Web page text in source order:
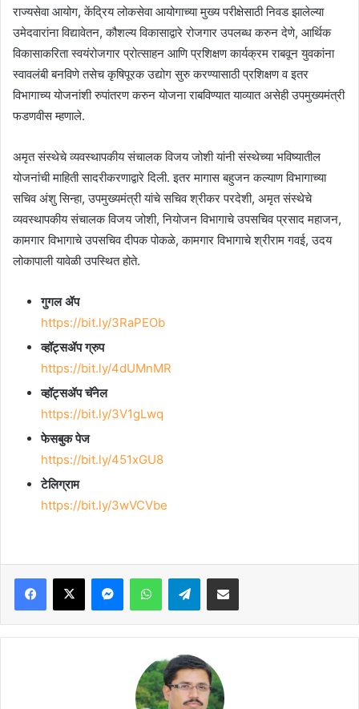
राज्यसेवा आयोग, केंद्रिय लोकसेवा आयोगाच्या मुख्य परीक्षेसाठी निवड झालेल्या
उमेदवारांना विद्यावेतन, कौशल्य विकासाद्वारे रोजगार उपलब्ध करुन देणे, आर्थिक
विकासाकरिता स्वयंरोजगार प्रोत्साहन आणि प्रशिक्षण कार्यक्रम राबवून युवकांना
स्वावलंबी बनविणे तसेच कृषिपूरक उद्योग सुरु करण्यासाठी प्रशिक्षण व इतर
विभागाच्य योजनांशी रुपांतरण करुन योजना राबविण्यात याव्यात असेही उपमुख्यमंत्री
फडणवीस म्हणाले.
अमृत संस्थेचे व्यवस्थापकीय संचालक विजय जोशी यांनी संस्थेच्या भविष्यातील
योजनांची माहिती सादरीकरणाद्वारे दिली. इतर मागास बहुजन कल्याण विभागाच्या
सचिव अंशु सिन्हा, उपमुख्यमंत्री यांचे सचिव श्रीकर परदेशी, अमृत संस्थेचे
व्यवस्थापकीय संचालक विजय जोशी, नियोजन विभागाचे उपसचिव प्रसाद महाजन,
कामगार विभागाचे उपसचिव दीपक पोकळे, कामगार विभागाचे श्रीराम गवई, उदय
लोकापाली यावेळी उपस्थित होते.
गुगल ॲप
https://bit.ly/3RaPEOb
व्हॉट्सॲप ग्रुप
https://bit.ly/4dUMnMR
व्हॉट्सॲप चॅनेल
https://bit.ly/3V1gLwq
फेसबुक पेज
https://bit.ly/451xGU8
टेलिग्राम
https://bit.ly/3wVCVbe
Facebook
X MessengerWhatsAppTelegramShare via Email